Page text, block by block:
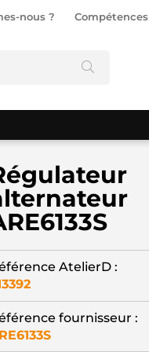
nous ? Compétences
AtelierD :
fournisseur :